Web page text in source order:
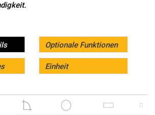
Optionale Funktionen
Einheit